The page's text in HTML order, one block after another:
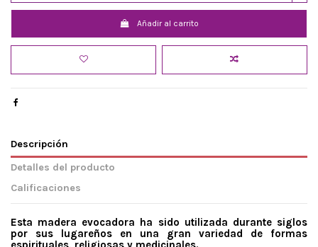
Añadir al carrito
Descripción
Detalles del producto
Calificaciones
Esta madera evocadora ha sido utilizada durante siglos
por sus lugareños en una gran variedad de formas